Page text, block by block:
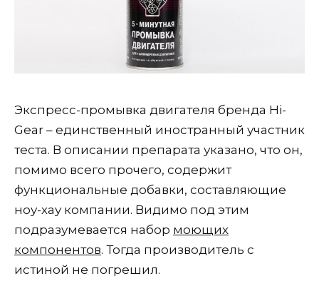
Экспресс-промывка двигателя бренда Hi-
Gear – единственный иностранный участник
теста. В описании препарата указано, что он,
помимо всего прочего, содержит
функциональные добавки, составляющие
ноу-хау компании. Видимо под этим
подразумевается набор моющих
компонентов. Тогда производитель с
истиной не погрешил.